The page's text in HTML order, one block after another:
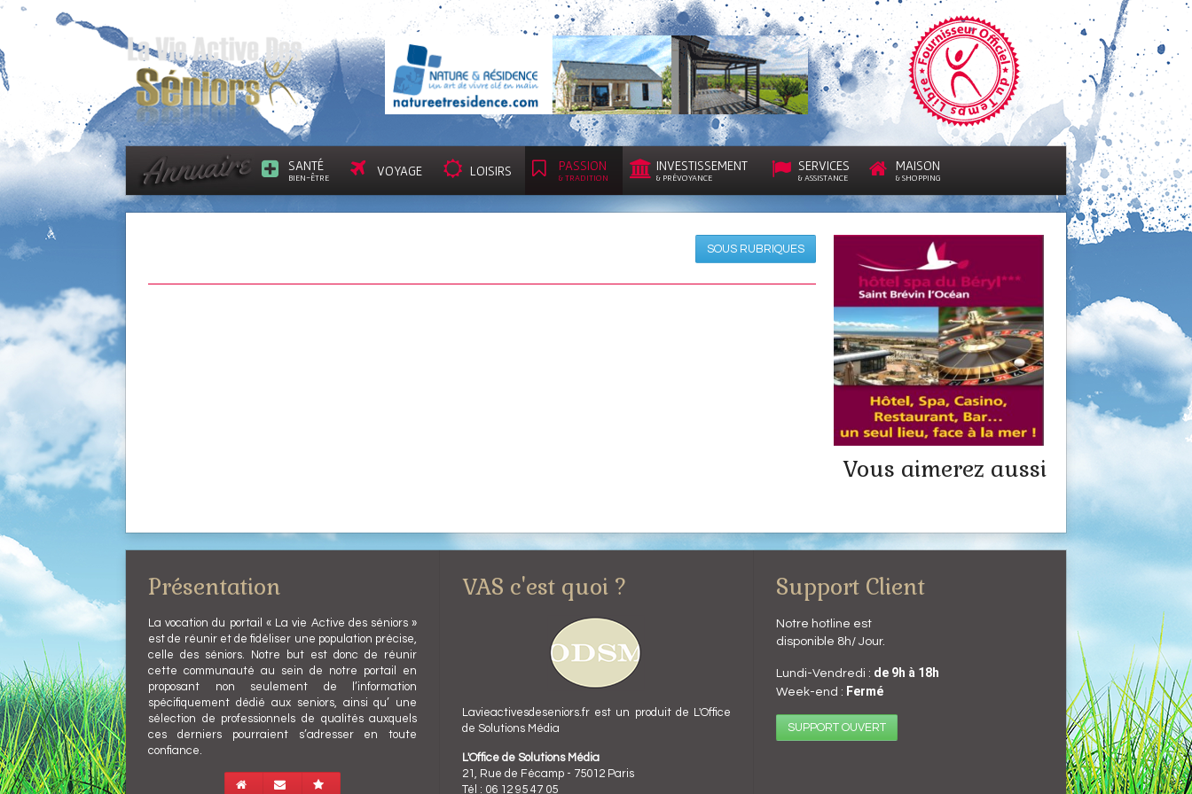
SANTÉ
BIEN-ÊTRE VOYAGE LOISIRS PASSION
& TRADITION
INVESTISSEMENT
& PRÉVOYANCE
SERVICES
& ASSISTANCE
MAISON
& SHOPPING
SOUS RUBRIQUES
Vous aimerez aussi
Présentation
La vocation du portail « La vie Active des séniors »
est de réunir et de fidéliser une population précise,
celle des séniors. Notre but est donc de réunir
cette communauté au sein de notre portail en
proposant non seulement de l’information
spécifiquement dédié aux seniors, ainsi qu’ une
sélection de professionnels de qualités auxquels
ces derniers pourraient s’adresser en toute
confiance.
VAS c'est quoi ?
Lavieactivesdeseniors.fr est un produit de L'Office
de Solutions Média
L'Office de Solutions Média
21, Rue de Fécamp - 75012 Paris
Tél : 06 12 95 47 05
Support Client
Notre hotline est
disponible 8h/ Jour.
Lundi-Vendredi : de 9h à 18h
Week-end : Fermé
SUPPORT OUVERT